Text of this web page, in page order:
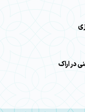
در اراک